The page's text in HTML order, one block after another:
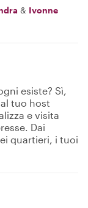
& Ivonne
esiste? Sì,
tuo host
e visita
Dai
quartieri, i tuoi